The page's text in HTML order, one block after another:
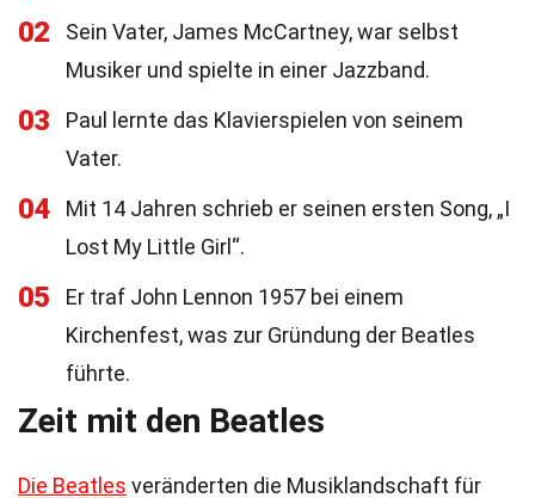
02
Sein Vater, James McCartney, war selbst
Musiker und spielte in einer Jazzband.
03
Paul lernte das Klavierspielen von seinem
Vater.
04
Mit 14 Jahren schrieb er seinen ersten Song, „I
Lost My Little Girl“.
05
Er traf John Lennon 1957 bei einem
Kirchenfest, was zur Gründung der Beatles
führte.
Zeit mit den Beatles
Die Beatles veränderten die Musiklandschaft für